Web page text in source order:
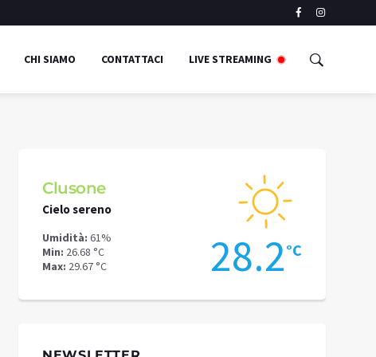
CHI SIAMO CONTATTACI LIVE STREAMING
Schilpario
Cielo sereno
Umidità: 54%
Min: 23.2 °C
Max: 26.86 °C 24.4°C